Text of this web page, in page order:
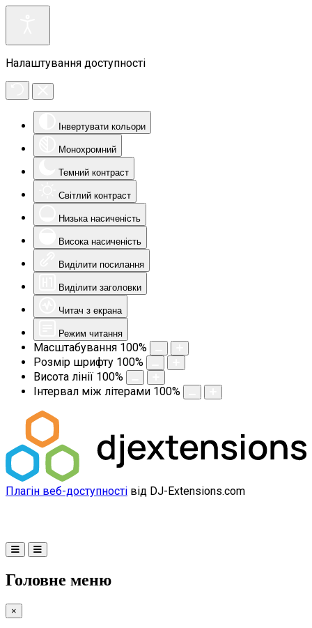
Налаштування доступності
Інвертувати кольори
Монохромний
Темний контраст
Світлий контраст
Низька насиченість
Висока насиченість
Виділити посилання
Виділити заголовки
Читач з екрана
Режим читання
Масштабування 100%
Розмір шрифту 100%
Висота лінії 100%
Інтервал між літерами 100%
Плагін веб-доступності від DJ-Extensions.com
Головне меню
×